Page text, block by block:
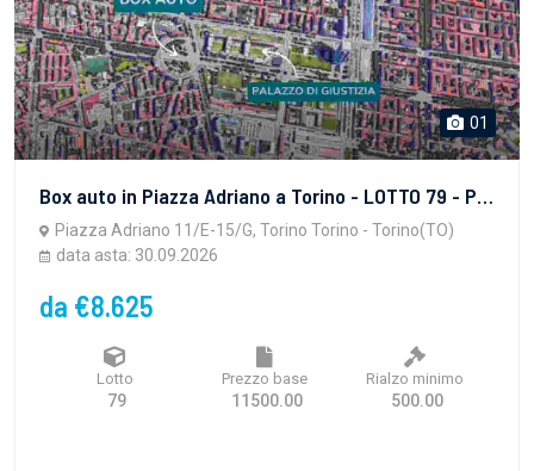
01
Box auto in Piazza Adriano a Torino - LOTTO 79 - PROPRIETA' SUPERFICIARIA - vendita telematica sulla piattaforma www.gobidreal.it n.32628.79
Piazza Adriano 11/E-15/G, Torino Torino - Torino(TO)
data asta: 30.09.2026
da €8.625
Lotto
79
Prezzo base
11500.00
Rialzo minimo
500.00